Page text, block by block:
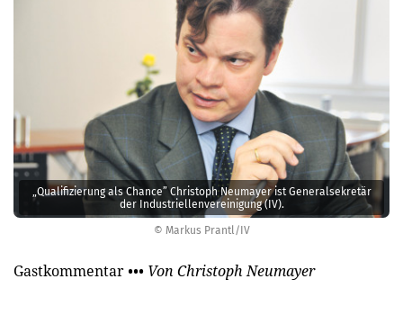
© Markus Prantl/IV
„Qualifizierung als Chance” Christoph Neumayer ist Generalsekretär
der Industriellenvereinigung (IV).
Gastkommentar ••• Von Christoph Neumayer